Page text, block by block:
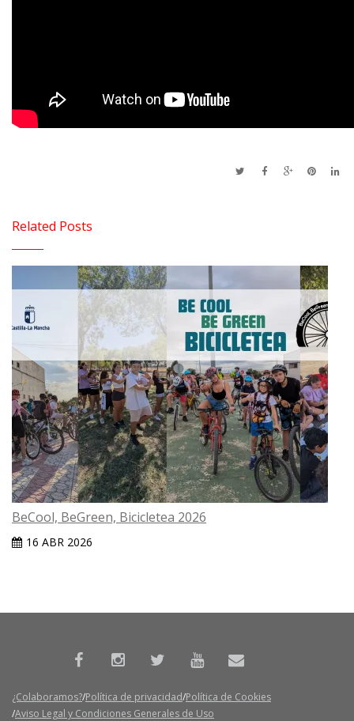
Related Posts
BeCool, BeGreen, Bicicletea 2026
16 ABR 2026
¿Colaboramos? Política de privacidad Política de Cookies
Aviso Legal y Condiciones Generales de Uso